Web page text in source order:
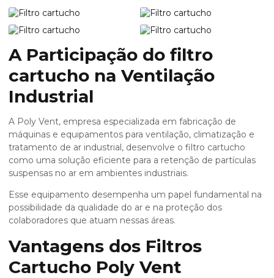
A Participação do filtro
cartucho na Ventilação
Industrial
A Poly Vent, empresa especializada em fabricação de
máquinas e equipamentos para ventilação, climatização e
tratamento de ar industrial, desenvolve o filtro cartucho
como uma solução eficiente para a retenção de partículas
suspensas no ar em ambientes industriais.
Esse equipamento desempenha um papel fundamental na
possibilidade da qualidade do ar e na proteção dos
colaboradores que atuam nessas áreas.
Vantagens dos Filtros
Cartucho Poly Vent